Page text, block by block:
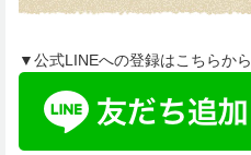
▼公式LINEへの登録はこちらから